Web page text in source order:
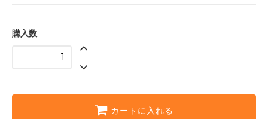
購入数
カートに入れる